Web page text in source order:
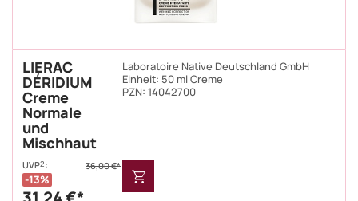
LIERAC
DÉRIDIUM
Creme
Normale
und
Mischhaut
Laboratoire Native Deutschland GmbH
Einheit: 50 ml Creme
PZN: 14042700
UVP2: 36,00 €*
13%